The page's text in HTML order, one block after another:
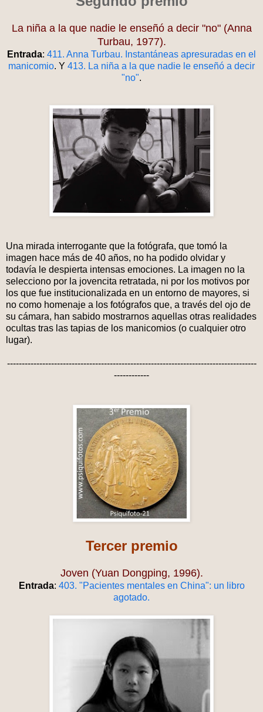
La niña a la que nadie le enseñó a decir "no" (Anna
Turbau, 1977).
Entrada: 411. Anna Turbau. Instantáneas apresuradas en el
manicomio. Y 413. La niña a la que nadie le enseñó a decir
"no".
Una mirada interrogante que la fotógrafa, que tomó la
imagen hace más de 40 años, no ha podido olvidar y
todavía le despierta intensas emociones. La imagen no la
selecciono por la jovencita retratada, ni por los motivos por
los que fue institucionalizada en un entorno de mayores, si
no como homenaje a los fotógrafos que, a través del ojo de
su cámara, han sabido mostrarnos aquellas otras realidades
ocultas tras las tapias de los manicomios (o cualquier otro
lugar).
-------------------------------------------------------------------------------------
------------
Tercer premio
Joven (Yuan Dongping, 1996).
Entrada: 403. "Pacientes mentales en China": un libro
agotado.